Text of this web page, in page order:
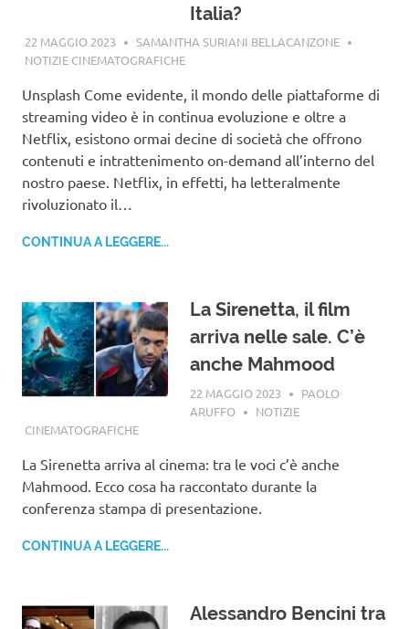
Italia?
22 MAGGIO 2023
SAMANTHA SURIANI BELLACANZONE
NOTIZIE CINEMATOGRAFICHE
Unsplash Come evidente, il mondo delle piattaforme di
streaming video è in continua evoluzione e oltre a
Netflix, esistono ormai decine di società che offrono
contenuti e intrattenimento on-demand all’interno del
nostro paese. Netflix, in effetti, ha letteralmente
rivoluzionato il…
CONTINUA A LEGGERE...
La Sirenetta, il film
arriva nelle sale. C’è
anche Mahmood
22 MAGGIO 2023
PAOLO
ARUFFO
NOTIZIE
CINEMATOGRAFICHE
La Sirenetta arriva al cinema: tra le voci c’è anche
Mahmood. Ecco cosa ha raccontato durante la
conferenza stampa di presentazione.
CONTINUA A LEGGERE...
Alessandro Bencini tra